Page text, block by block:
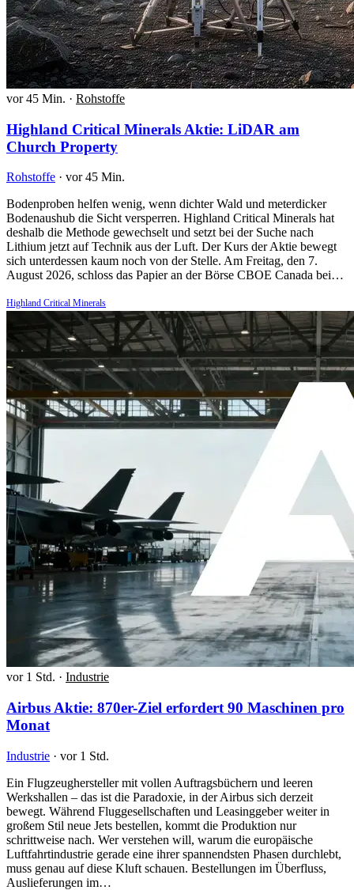
vor 45 Min. · Rohstoffe
Highland Critical Minerals Aktie: LiDAR am
Church Property
Rohstoffe · vor 45 Min.
Bodenproben helfen wenig, wenn dichter Wald und meterdicker
Bodenaushub die Sicht versperren. Highland Critical Minerals hat
deshalb die Methode gewechselt und setzt bei der Suche nach
Lithium jetzt auf Technik aus der Luft. Der Kurs der Aktie bewegt
sich unterdessen kaum noch von der Stelle. Am Freitag, den 7.
August 2026, schloss das Papier an der Börse CBOE Canada bei…
Highland Critical Minerals
vor 1 Std. · Industrie
Airbus Aktie: 870er-Ziel erfordert 90 Maschinen pro
Monat
Industrie · vor 1 Std.
Ein Flugzeughersteller mit vollen Auftragsbüchern und leeren
Werkshallen – das ist die Paradoxie, in der Airbus sich derzeit
bewegt. Während Fluggesellschaften und Leasinggeber weiter in
großem Stil neue Jets bestellen, kommt die Produktion nur
schrittweise nach. Wer verstehen will, warum die europäische
Luftfahrtindustrie gerade eine ihrer spannendsten Phasen durchlebt,
muss genau auf diese Kluft schauen. Bestellungen im Überfluss,
Auslieferungen im…